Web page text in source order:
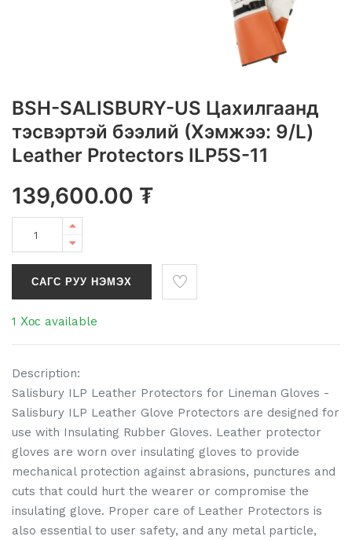
BSH-SALISBURY-US Цахилгаанд
тэсвэртэй бээлий (Хэмжээ: 9/L)
Leather Protectors ILP5S-11
139,600.00 ₮
САГС РУУ НЭМЭХ
1 Хос available
Description:
Salisbury ILP Leather Protectors for Lineman Gloves -
Salisbury ILP Leather Glove Protectors are designed for
use with Insulating Rubber Gloves. Leather protector
gloves are worn over insulating gloves to provide
mechanical protection against abrasions, punctures and
cuts that could hurt the wearer or compromise the
insulating glove. Proper care of Leather Protectors is
also essential to user safety, and any metal particle,